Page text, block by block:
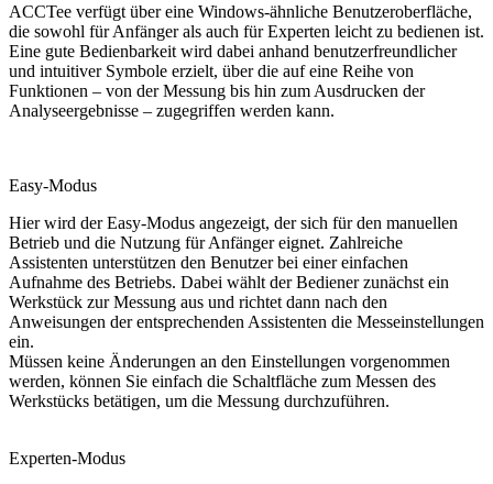
ACCTee verfügt über eine Windows-ähnliche Benutzeroberfläche,
die sowohl für Anfänger als auch für Experten leicht zu bedienen ist.
Eine gute Bedienbarkeit wird dabei anhand benutzerfreundlicher
und intuitiver Symbole erzielt, über die auf eine Reihe von
Funktionen – von der Messung bis hin zum Ausdrucken der
Analyseergebnisse – zugegriffen werden kann.
Easy-Modus
Hier wird der Easy-Modus angezeigt, der sich für den manuellen
Betrieb und die Nutzung für Anfänger eignet. Zahlreiche
Assistenten unterstützen den Benutzer bei einer einfachen
Aufnahme des Betriebs. Dabei wählt der Bediener zunächst ein
Werkstück zur Messung aus und richtet dann nach den
Anweisungen der entsprechenden Assistenten die Messeinstellungen
ein.
Müssen keine Änderungen an den Einstellungen vorgenommen
werden, können Sie einfach die Schaltfläche zum Messen des
Werkstücks betätigen, um die Messung durchzuführen.
Experten-Modus